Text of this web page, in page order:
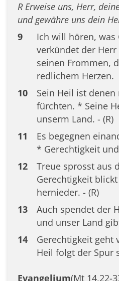
R Erweise uns, Herr,
und gewähre uns dein
9
Ich will hören, was
verkündet der
seinen Frommen,
redlichem Herzen.
10
Sein Heil ist
fürchten. * Seine
unserm Land. - (R)
11
Es begegnen
* Gerechtigkeit
12
Treue sprosst aus
Gerechtigkeit
hernieder. - (R)
13
Auch spendet der
und unser Land
14
Gerechtigkeit
Heil folgt der Spur
Evangelium(Mt 14,22-